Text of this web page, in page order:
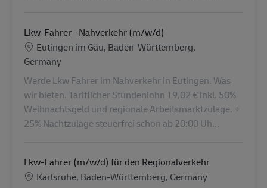
Lkw-Fahrer - Nahverkehr (m/w/d)
Location
Eutingen im Gäu, Baden-Württemberg,
Germany
Werde Lkw Fahrer im Nahverkehr in Eutingen. Was
wir bieten. Tariflicher Stundenlohn 19,02 € inkl. 50%
Weihnachtsgeld und regionale Arbeitsmarktzulage. +
25% Nachtzulage steuerfrei schon ab 20:00 Uh...
Lkw-Fahrer (m/w/d) für den Regionalverkehr
Location
Karlsruhe, Baden-Württemberg, Germany